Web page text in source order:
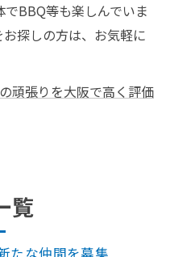
BBQ等も楽しんでいま
探しの方は、お気軽に
頑張りを大阪で高く評価
たな仲間を募集
覧